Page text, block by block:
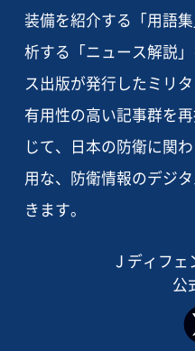
装備を紹介する「用語
析する「ニュース解説
ス出版が発行したミリ
有用性の高い記事群を
じて、日本の防衛に関
用な、防衛情報のデジ
きます。
J ディフェ
公